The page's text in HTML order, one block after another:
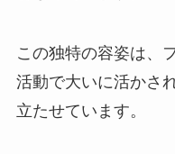
この独特の容姿は、
活動で大いに活かさ
立たせています。